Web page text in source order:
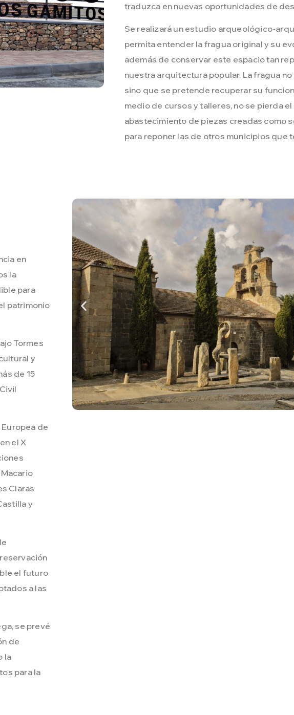
traduzca en nuevas oportunidades de
Se realizará un estudio arqueológico-
permita entender la fragua original y su
además de conservar este espacio tan
nuestra arquitectura popular. La fragua
sino que se pretende recuperar su
medio de cursos y talleres, no se pierda
abastecimiento de piezas creadas como
para reponer las de otros municipios que
en
la
para
patrimonio
Tormes
y
de 15
de
el X
Claras
y
el futuro
a las
se prevé
de
la
para la